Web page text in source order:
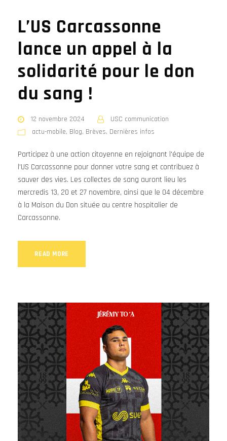
L’US Carcassonne
lance un appel à la
solidarité pour le don
du sang !
12 novembre 2024
USC communication
actu-mobile, Blog, Brèves, Dernières infos
Participez à une action citoyenne en rejoignant l'équipe de
l'US Carcassonne pour donner votre sang et contribuez à
sauver des vies. Les collectes de sang auront lieu les
mercredis 13, 20 et 27 novembre, ainsi que le 04 décembre
à la Maison du Don située au centre hospitalier de
Carcassonne.
READ MORE